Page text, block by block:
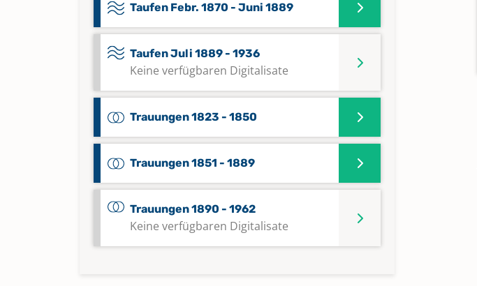
Taufen Febr. 1870 - Juni 1889
Taufen Juli 1889 - 1936
Keine verfügbaren Digitalisate
Trauungen 1823 - 1850
Trauungen 1851 - 1889
Trauungen 1890 - 1962
Keine verfügbaren Digitalisate